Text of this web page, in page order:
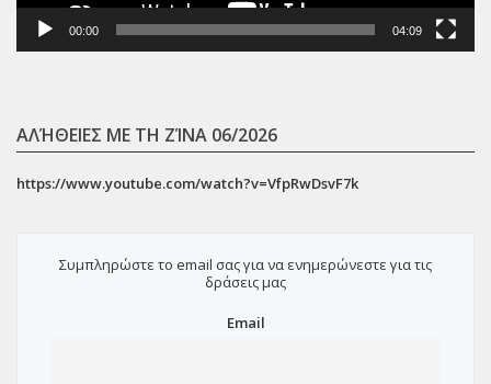
00:00 04:09
ΑΛΉΘΕΙΕΣ ΜΕ ΤΗ ΖΊΝΑ 06/2026
https://www.youtube.com/watch?v=VfpRwDsvF7k
Συμπληρώστε το email σας για να ενημερώνεστε για τις
δράσεις μας
Email